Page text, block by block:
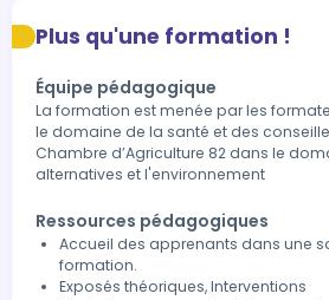
Plus qu'une formation !
Équipe pédagogique
La formation est menée par les
le domaine de la santé et des
Chambre d’Agriculture 82 dans le
alternatives et l'environnement
Ressources pédagogiques
Accueil des apprenants dans une
formation.
Exposés théoriques, Interventions